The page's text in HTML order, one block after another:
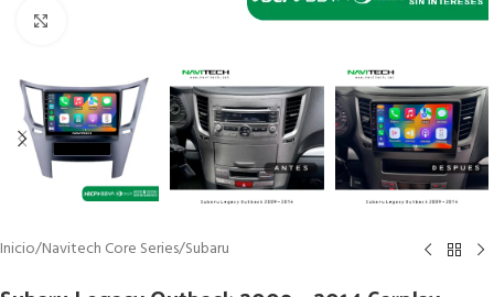
Inicio/Navitech Core Series/Subaru